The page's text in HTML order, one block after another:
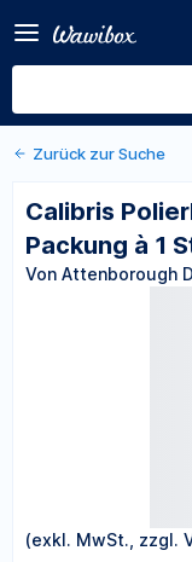
40/80 mm, Packung
Stück
Von Attenborough Dental
Zurück zur Suche
Calibris
Packung à 1
Von Attenborough
(exkl. MwSt., zzgl.